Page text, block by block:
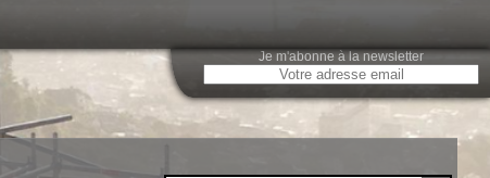
Je m'abonne à la newsletter